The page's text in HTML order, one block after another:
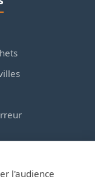
— Site
l'audience